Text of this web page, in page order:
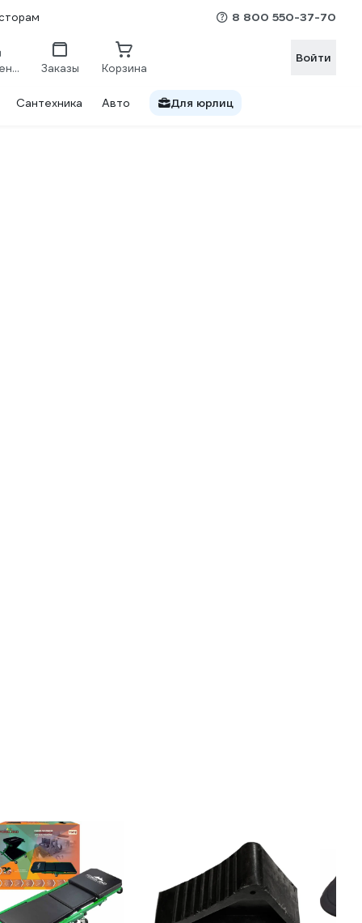
8 800 550-37-70
Сравнение Заказы Корзина
Войти
Сантехника Авто Для юрлиц